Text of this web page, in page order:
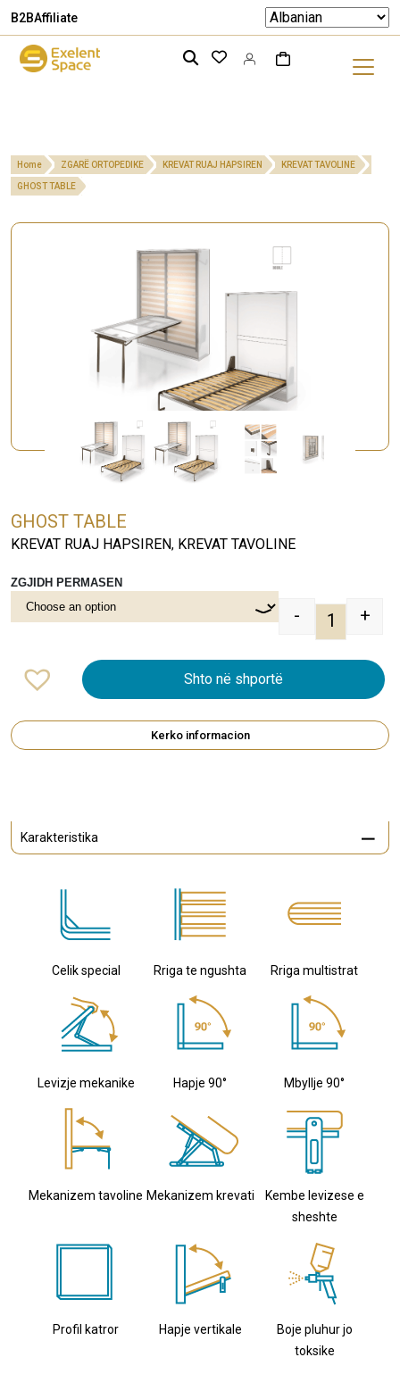
B2BAffiliate
Home ZGARË ORTOPEDIKE KREVAT RUAJ HAPSIREN KREVAT TAVOLINE
GHOST TABLE
GHOST TABLE
KREVAT RUAJ HAPSIREN, KREVAT TAVOLINE
ZGJIDH PERMASEN
GHOST
- +
Shto në shportë
Kerko informacion
Karakteristika
Celik special Rriga te ngushta Rriga multistrat
Levizje mekanike Hapje 90° Mbyllje 90°
Mekanizem tavoline Mekanizem krevati
Kembe levizese e
sheshte
Profil katror Hapje vertikale
Boje pluhur jo
toksike